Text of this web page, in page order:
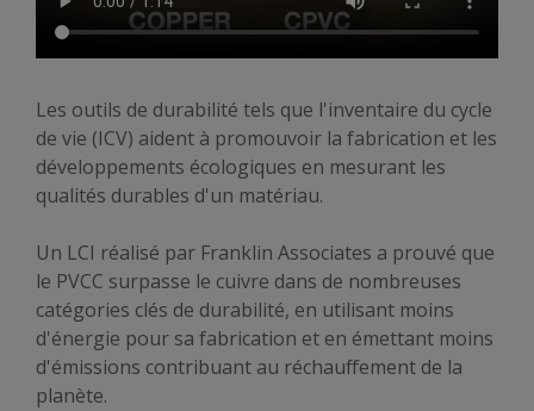
Les outils de durabilité tels que l'inventaire du cycle
de vie (ICV) aident à promouvoir la fabrication et les
développements écologiques en mesurant les
qualités durables d'un matériau.
Un LCI réalisé par Franklin Associates a prouvé que
le PVCC surpasse le cuivre dans de nombreuses
catégories clés de durabilité, en utilisant moins
d'énergie pour sa fabrication et en émettant moins
d'émissions contribuant au réchauffement de la
planète.